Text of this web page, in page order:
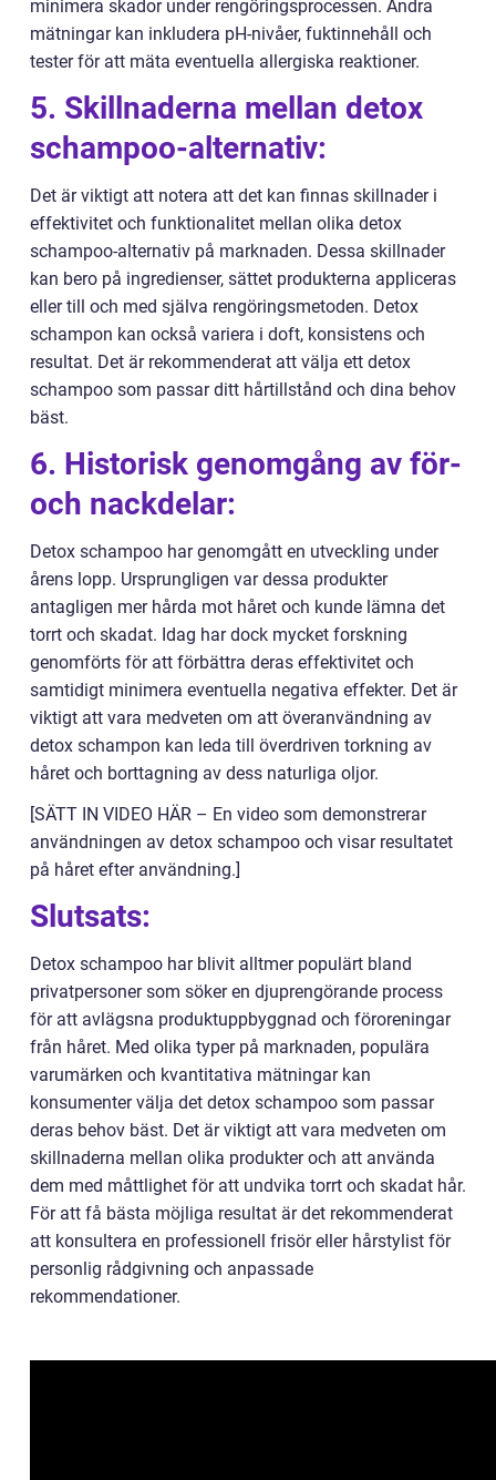
minimera skador under rengöringsprocessen. Andra
mätningar kan inkludera pH-nivåer, fuktinnehåll och
tester för att mäta eventuella allergiska reaktioner.
5. Skillnaderna mellan detox
schampoo-alternativ:
Det är viktigt att notera att det kan finnas skillnader i
effektivitet och funktionalitet mellan olika detox
schampoo-alternativ på marknaden. Dessa skillnader
kan bero på ingredienser, sättet produkterna appliceras
eller till och med själva rengöringsmetoden. Detox
schampon kan också variera i doft, konsistens och
resultat. Det är rekommenderat att välja ett detox
schampoo som passar ditt hårtillstånd och dina behov
bäst.
6. Historisk genomgång av för-
och nackdelar:
Detox schampoo har genomgått en utveckling under
årens lopp. Ursprungligen var dessa produkter
antagligen mer hårda mot håret och kunde lämna det
torrt och skadat. Idag har dock mycket forskning
genomförts för att förbättra deras effektivitet och
samtidigt minimera eventuella negativa effekter. Det är
viktigt att vara medveten om att överanvändning av
detox schampon kan leda till överdriven torkning av
håret och borttagning av dess naturliga oljor.
[SÄTT IN VIDEO HÄR – En video som demonstrerar
användningen av detox schampoo och visar resultatet
på håret efter användning.]
Slutsats:
Detox schampoo har blivit alltmer populärt bland
privatpersoner som söker en djuprengörande process
för att avlägsna produktuppbyggnad och föroreningar
från håret. Med olika typer på marknaden, populära
varumärken och kvantitativa mätningar kan
konsumenter välja det detox schampoo som passar
deras behov bäst. Det är viktigt att vara medveten om
skillnaderna mellan olika produkter och att använda
dem med måttlighet för att undvika torrt och skadat hår.
För att få bästa möjliga resultat är det rekommenderat
att konsultera en professionell frisör eller hårstylist för
personlig rådgivning och anpassade
rekommendationer.